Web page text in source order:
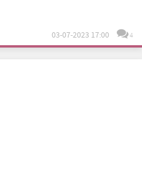
03-07-2023 17:00 4